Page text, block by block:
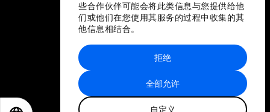
些合作伙伴可能会将此类信息与您提供给他
们或他们在您使用其服务的过程中收集的其
他信息相结合。
全部允许
自定义
拒绝
站点地图